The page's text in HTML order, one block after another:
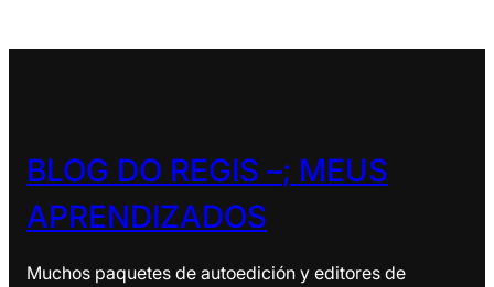
BLOG DO REGIS –; MEUS
APRENDIZADOS
Muchos paquetes de autoedición y editores de